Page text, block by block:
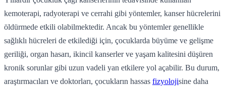
kemoterapi, radyoterapi ve cerrahi gibi yöntemler, kanser hücrelerini
öldürmede etkili olabilmektedir. Ancak bu yöntemler genellikle
sağlıklı hücreleri de etkilediği için, çocuklarda büyüme ve gelişme
geriliği, organ hasarı, ikincil kanserler ve yaşam kalitesini düşüren
kronik sorunlar gibi uzun vadeli yan etkilere yol açabilir. Bu durum,
araştırmacıları ve doktorları, çocukların hassas fizyolojisine daha